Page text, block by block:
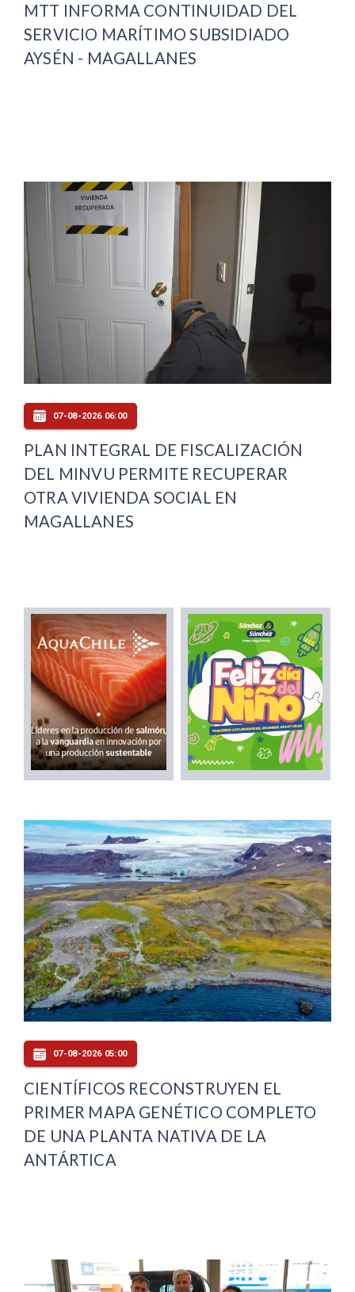
MTT INFORMA CONTINUIDAD DEL
SERVICIO MARÍTIMO SUBSIDIADO
AYSÉN - MAGALLANES
07-08-2026 06:00
PLAN INTEGRAL DE FISCALIZACIÓN
DEL MINVU PERMITE RECUPERAR
OTRA VIVIENDA SOCIAL EN
MAGALLANES
07-08-2026 05:00
CIENTÍFICOS RECONSTRUYEN EL
PRIMER MAPA GENÉTICO COMPLETO
DE UNA PLANTA NATIVA DE LA
ANTÁRTICA